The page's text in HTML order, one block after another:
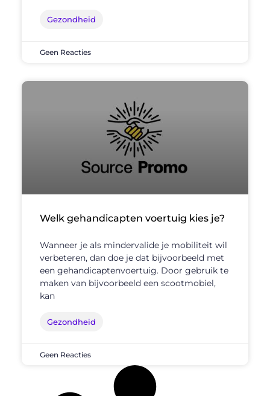
Gezondheid
Geen Reacties
Welk gehandicapten voertuig kies je?
Wanneer je als mindervalide je mobiliteit wil
verbeteren, dan doe je dat bijvoorbeeld met
een gehandicaptenvoertuig. Door gebruik te
maken van bijvoorbeeld een scootmobiel,
kan
Gezondheid
Geen Reacties